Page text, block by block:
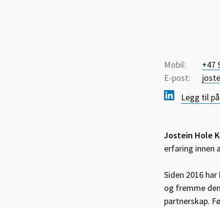
Means
of
contact
Mobil:
+47
E-post:
Legg til
Jostein Hole
erfaring innen
Siden 2016
og fremme
partnerskap.